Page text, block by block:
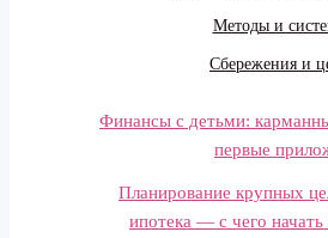
Методы и
Сбережения и
Финансы с детьми:
первые
Планирование крупных
ипотека — с чего начать